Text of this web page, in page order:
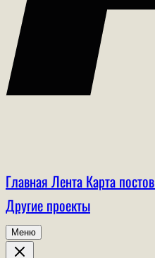
Главная Лента Карта постов
Другие проекты
Меню